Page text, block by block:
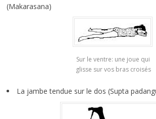
(Makarasana)
Sur le ventre: une joue qui
glisse sur vos bras croisés
La jambe tendue sur le dos (Supta